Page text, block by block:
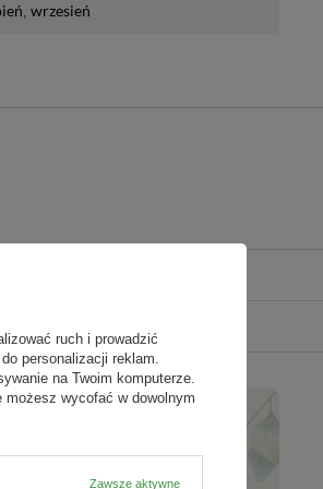
15/9335
w etykiecie i informacje
od osób nabywających środki ochrony
wrzesień
ruch i prowadzić
personalizacji reklam.
na Twoim komputerze.
możesz wycofać w dowolnym
Zawsze aktywne